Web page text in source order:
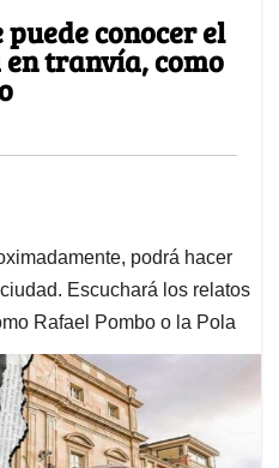
conocer el
tranvía, como
podrá hacer
Escuchará los relatos
Rafael Pombo o la Pola